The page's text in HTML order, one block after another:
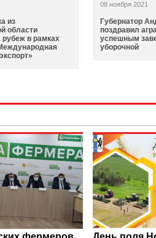
из
области
рубеж в рамках
08 ноября 2021
Губернатор
поздравил
успешным
уборочной